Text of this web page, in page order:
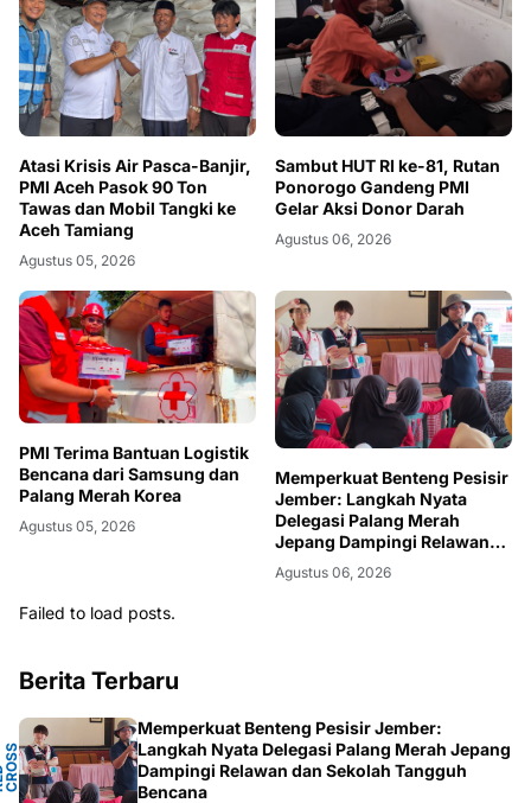
Atasi Krisis Air Pasca-Banjir,
PMI Aceh Pasok 90 Ton
Tawas dan Mobil Tangki ke
Aceh Tamiang
Agustus 05, 2026
Sambut HUT RI ke-81, Rutan
Ponorogo Gandeng PMI
Gelar Aksi Donor Darah
Agustus 06, 2026
PMI Terima Bantuan Logistik
Bencana dari Samsung dan
Palang Merah Korea
Agustus 05, 2026
Memperkuat Benteng Pesisir
Jember: Langkah Nyata
Delegasi Palang Merah
Jepang Dampingi Relawan
dan Sekolah Tangguh
Bencana
Agustus 06, 2026
Failed to load posts.
Berita Terbaru
N
S
TY
Memperkuat Benteng Pesisir Jember:
Langkah Nyata Delegasi Palang Merah Jepang
Dampingi Relawan dan Sekolah Tangguh
Bencana